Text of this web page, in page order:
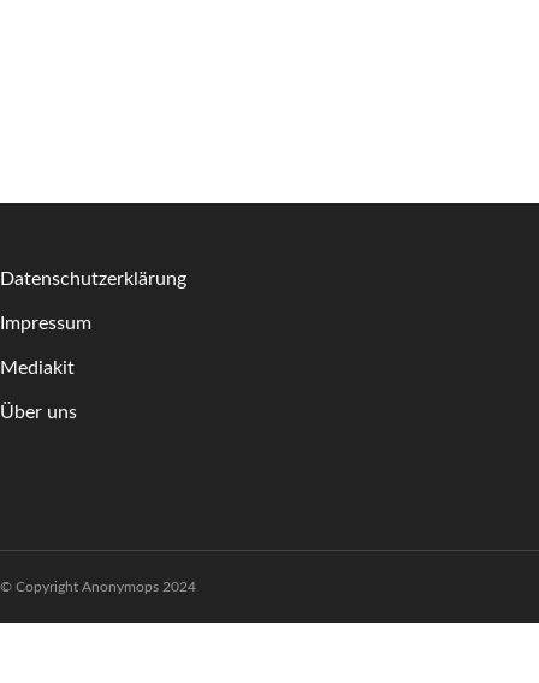
Datenschutzerklärung
Impressum
Mediakit
Über uns
© Copyright Anonymops 2024